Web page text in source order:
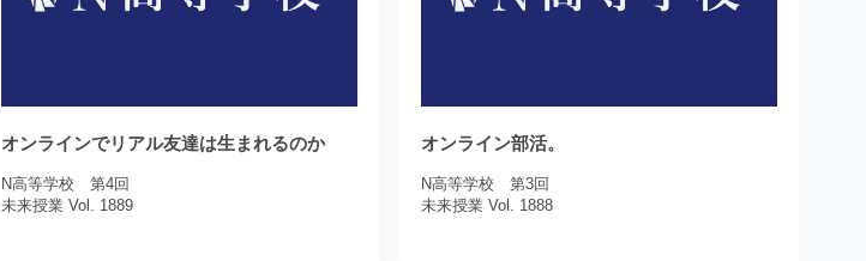
オンラインでリアル友達は生まれるのか
N高等学校 第4回
未来授業 Vol. 1889
オンライン部活。
N高等学校 第3回
未来授業 Vol. 1888